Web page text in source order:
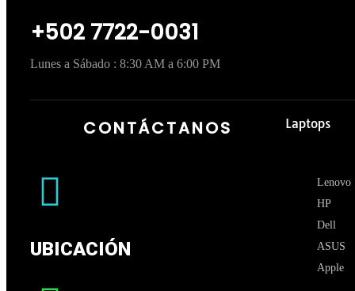
+502 7722-0031
Lunes a Sábado : 8:30 AM a 6:00 PM
CONTÁCTANOS
UBICACIÓN
Laptops
Lenovo
HP
Dell
ASUS
Apple